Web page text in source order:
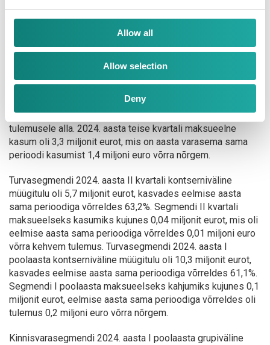
Allow all
Allow selection
Deny
Autokaubanduse segmendi 2024. aasta esimese poolaasta
müügitulu oli 98,9 miljonit eurot, kasvades eelmise aasta
sama perioodiga võrreldes 1,4%. Teise kvartali 54,1 miljoni
euro suurune müügitulu jäi 2023. aasta teise kvartali
müügitulule alla 3,1%. Esimesel poolaastal müüdi kokku
3171 uut sõidukit, mida on sama palju kui aasta varem.
Teises kvartalis müüdi 1822 uut sõidukit. Segmendi 2024.
aasta esimese poolaasta maksueelne kasum oli 5,6 miljonit
eurot, jäädes 2,1 miljoni euro võrra aasta varasemale
tulemusele alla. 2024. aasta teise kvartali maksueelne
kasum oli 3,3 miljonit eurot, mis on aasta varasema sama
perioodi kasumist 1,4 miljoni euro võrra nõrgem.
Turvasegmendi 2024. aasta II kvartali kontserniväline
müügitulu oli 5,7 miljonit eurot, kasvades eelmise aasta
sama perioodiga võrreldes 63,2%. Segmendi II kvartali
maksueelseks kasumiks kujunes 0,04 miljonit eurot, mis oli
eelmise aasta sama perioodiga võrreldes 0,01 miljoni euro
võrra kehvem tulemus. Turvasegmendi 2024. aasta I
poolaasta kontserniväline müügitulu oli 10,3 miljonit eurot,
kasvades eelmise aasta sama perioodiga võrreldes 61,1%.
Segmendi I poolaasta maksueelseks kahjumiks kujunes 0,1
miljonit eurot, eelmise aasta sama perioodiga võrreldes oli
tulemus 0,2 miljoni euro võrra nõrgem.
Kinnisvarasegmendi 2024. aasta I poolaasta grupiväline